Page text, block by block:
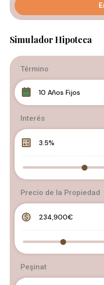
Simulador Hipoteca
Término
10 Años Fijos
Interés
Precio de la Propiedad
Peşinat